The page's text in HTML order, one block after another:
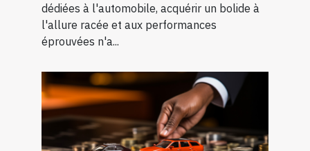
dédiées à l'automobile, acquérir un bolide à
l'allure racée et aux performances
éprouvées n'a...